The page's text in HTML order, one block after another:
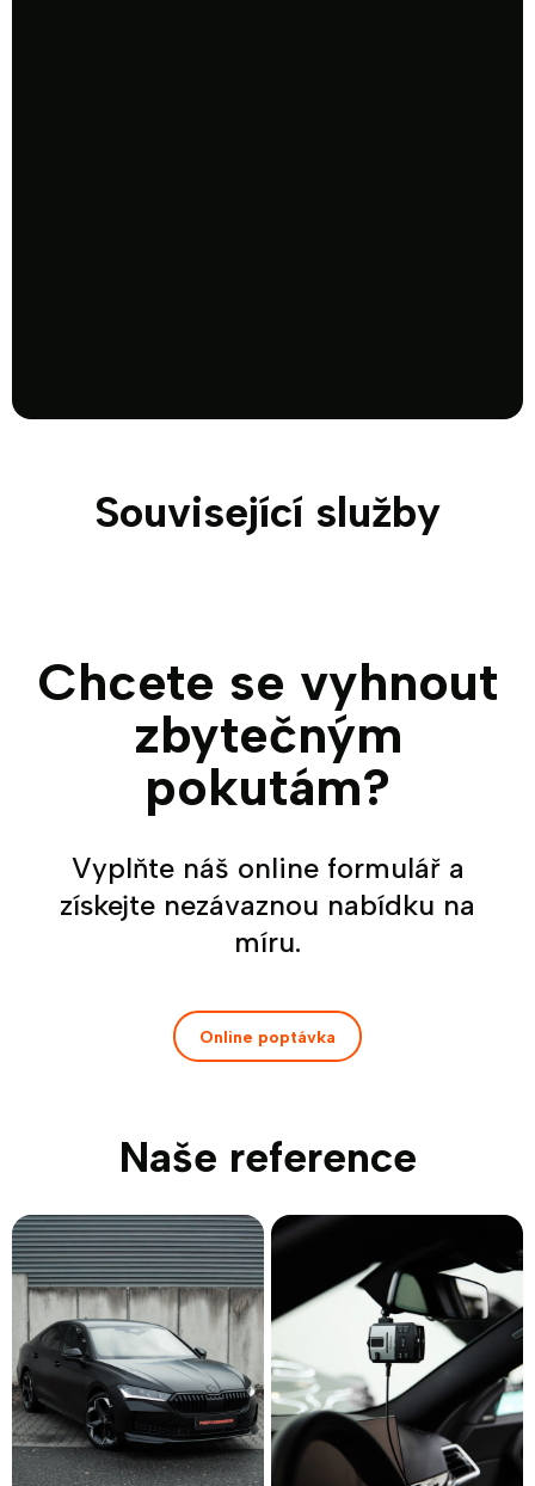
Související služby
Ochranné fólie
Chcete se vyhnout
zbytečným
pokutám?
Vyplňte náš online formulář a
získejte nezávaznou nabídku na
míru.
Online poptávka
Naše reference